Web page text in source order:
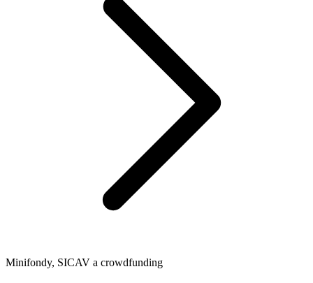
Minifondy, SICAV a crowdfunding